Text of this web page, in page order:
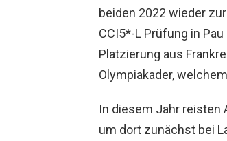
beiden 2022 wieder
CCI5*-L Prüfung in
Platzierung aus
Olympiakader,
In diesem Jahr reisten
um dort zunächst bei